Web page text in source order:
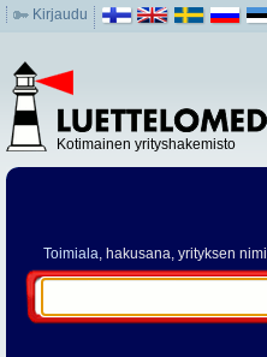
Kirjaudu
Kotimainen yrityshakemisto
Toimiala, hakusana, yrityksen nimi